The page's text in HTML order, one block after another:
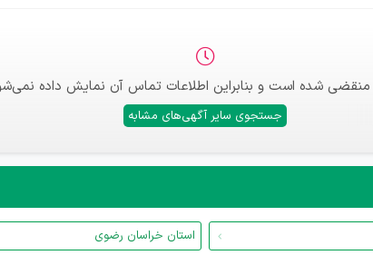
منقضی شده است و بنابراین اطلاعات تماس آن نمایش داده
جستجوی سایر آگهی‌های مشابه
استان خراسان رضوی